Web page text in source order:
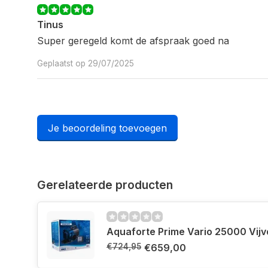
Tinus
Super geregeld komt de afspraak goed na
Geplaatst op 29/07/2025
Je beoordeling toevoegen
Gerelateerde producten
Aquaforte Prime Vario 25000
€724,95 €659,00